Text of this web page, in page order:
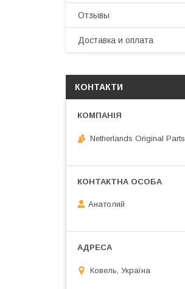
Отзывы
Доставка и оплата
КОНТАКТИ
Netherlands Original Parts
Анатолий
Ковель, Україна